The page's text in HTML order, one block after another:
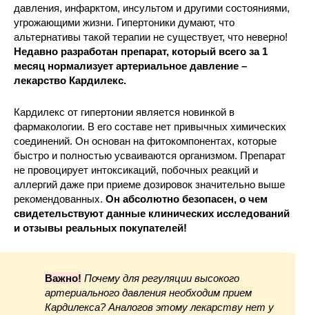
давления, инфарктом, инсультом и другими состояниями,
угрожающими жизни. Гипертоники думают, что
альтернативы такой терапии не существует, что неверно!
Недавно разработан препарат, который всего за 1
месяц нормализует артериальное давление –
лекарство Кардилекс.
Кардилекс от гипертонии является новинкой в
фармакологии. В его составе нет привычных химических
соединений. Он основан на фитокомпонентах, которые
быстро и полностью усваиваются организмом. Препарат
не провоцирует интоксикаций, побочных реакций и
аллергий даже при приеме дозировок значительно выше
рекомендованных. Он абсолютно безопасен, о чем
свидетельствуют данные клинических исследований
и отзывы реальных покупателей!
Важно! Почему для регуляции высокого
артериального давления необходим прием
Кардилекса? Аналогов этому лекарству нет у